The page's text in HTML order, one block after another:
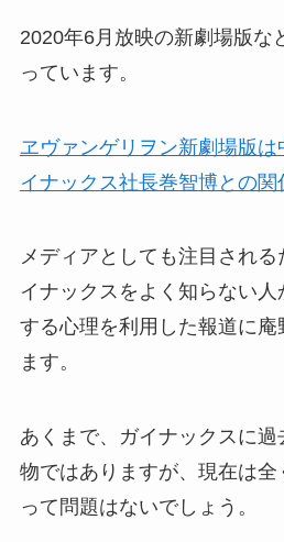
2020年6月放映の新劇場版な
っています。
ヱヴァンゲリヲン新劇場版
イナックス社長巻智博との関
メディアとしても注目され
イナックスをよく知らない
する心理を利用した報道に
ます。
あくまで、ガイナックスに過
物ではありますが、現在は全
って問題はないでしょう。